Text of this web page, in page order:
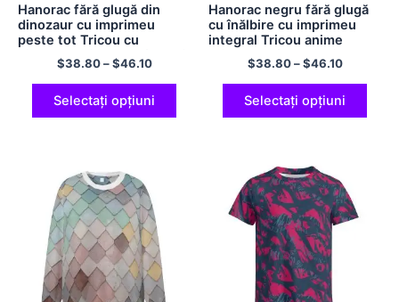
Hanorac fără glugă din
dinozaur cu imprimeu
peste tot Tricou cu
dinozaur Tricou confortabil
pentru adulți cu mânecă
lungă Cămăși
supradimensionate din
poliester Tricou cu gât
$38.80–$46.10
Selectați opțiuni
Hanorac negru fără glugă
cu înălbire cu imprimeu
integral Tricou anime
Tricou confortabil din
poliester Tricou cu gât
roșu pentru iubitorul de
anime Bleach Lover
$38.80–$46.10
Selectați opțiuni